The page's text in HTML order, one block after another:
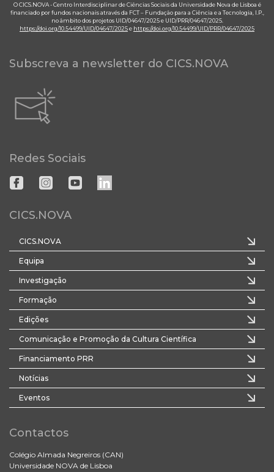
O CICS.NOVA - Centro Interdisciplinar de Ciências Sociais da Universidade Nova de Lisboa é
financiado por fundos nacionais através da FCT – Fundação para a Ciência e a Tecnologia, I.P.,
no âmbito dos projetos UID/04647/2025 e UID/PRR/04647/2025.
https://doi.org/10.54499/UID/04647/2025e https://doi.org/10.54499/UID/PRR/04647/2025
Subscreva a newsletter do CICS.NOVA
Redes Sociais
CICS.NOVA
CICS.NOVA
Equipa
Investigação
Formação
Edições
Comunicação e Promoção da Cultura Científica
Financiamento PRR
Notícias
Eventos
Contactos
Colégio Almada Negreiros (CAN)
Universidade NOVA de Lisboa